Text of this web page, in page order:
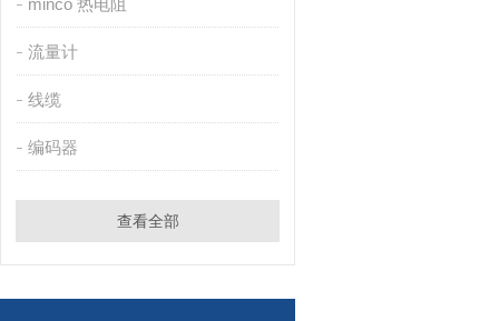
minco 热电阻
流量计
线缆
编码器
查看全部